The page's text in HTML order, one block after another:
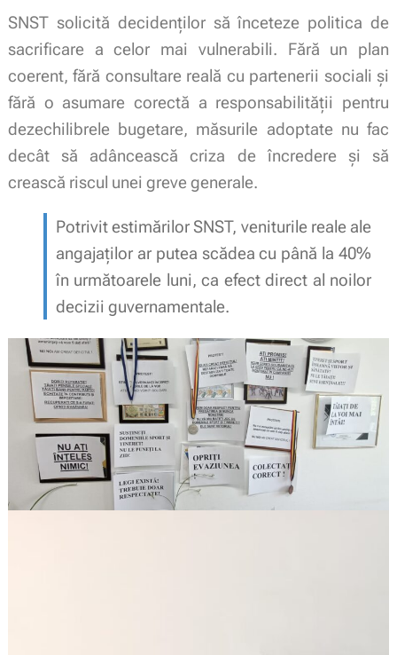
SNST solicită decidenților să înceteze politica de
sacrificare a celor mai vulnerabili. Fără un plan
coerent, fără consultare reală cu partenerii sociali și
fără o asumare corectă a responsabilității pentru
dezechilibrele bugetare, măsurile adoptate nu fac
decât să adâncească criza de încredere și să
crească riscul unei greve generale.
Potrivit estimărilor SNST, veniturile reale ale
angajaților ar putea scădea cu până la 40%
în următoarele luni, ca efect direct al noilor
decizii guvernamentale.